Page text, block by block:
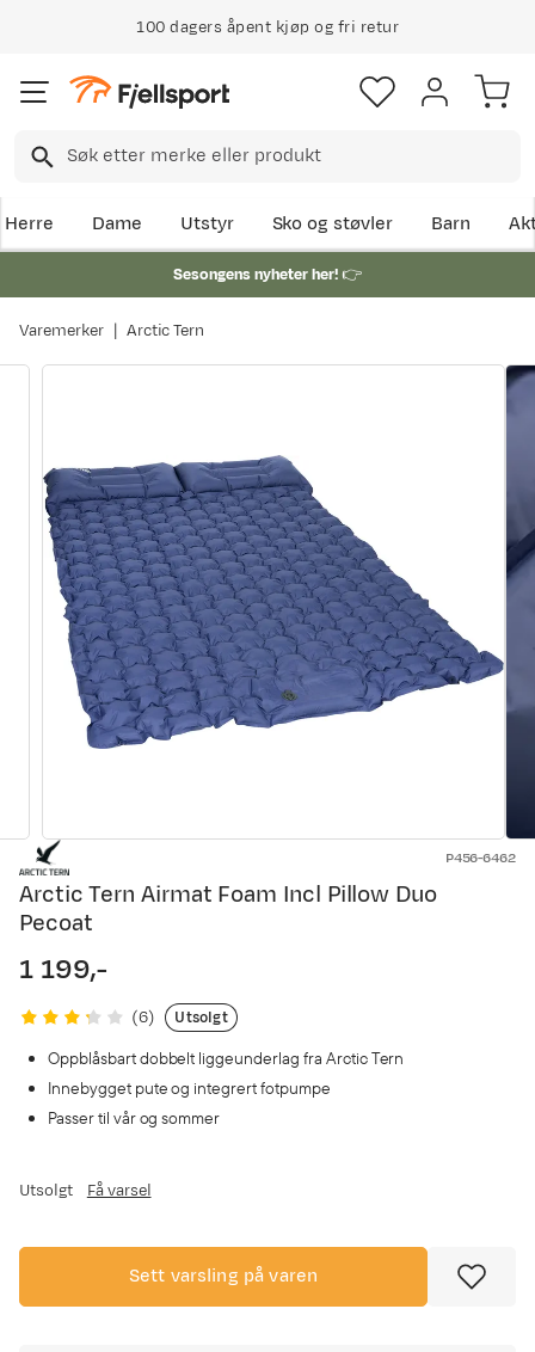
100 dagers åpent kjøp og fri retur
Herre Dame Utstyr Sko og støvler Barn
Sesongens nyheter her!👉
Varemerker Arctic Tern
P456-6462
Arctic Tern Airmat Foam Incl Pillow Duo
Pecoat
price
1 199,-
(6)
Utsolgt
Oppblåsbart dobbelt liggeunderlag fra Arctic Tern
Innebygget pute og integrert fotpumpe
Passer til vår og sommer
Utsolgt Få varsel
Sett varsling på varen